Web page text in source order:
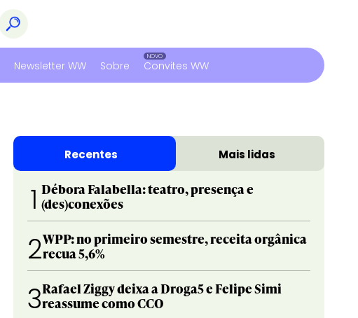
Newsletter WW Sobre Convites WW
Recentes Mais lidas
1 Débora Falabella: teatro, presença e
(des)conexões
2WPP: no primeiro semestre, receita orgânica
recua 5,6%
3Rafael Ziggy deixa a Droga5 e Felipe Simi
reassume como CCO